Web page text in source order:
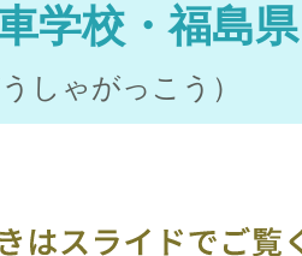
学校・福島県
しゃがっこう）